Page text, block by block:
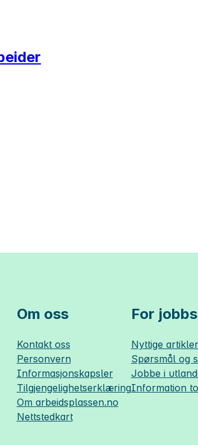
Om oss
Kontakt oss
Personvern
Informasjonskapsler
Tilgjengelighetserklæring
Om arbeidsplassen.no
Nettstedkart
For
Nyttige
Spørsmål og
Jobbe i
Information